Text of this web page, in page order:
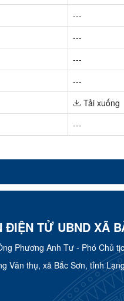
---
---
---
---
Tải xuống
---
ĐIỆN TỬ UBND XÃ
Phương Anh Tư - Phó Chủ
Văn thụ, xã Bắc Sơn, tỉnh